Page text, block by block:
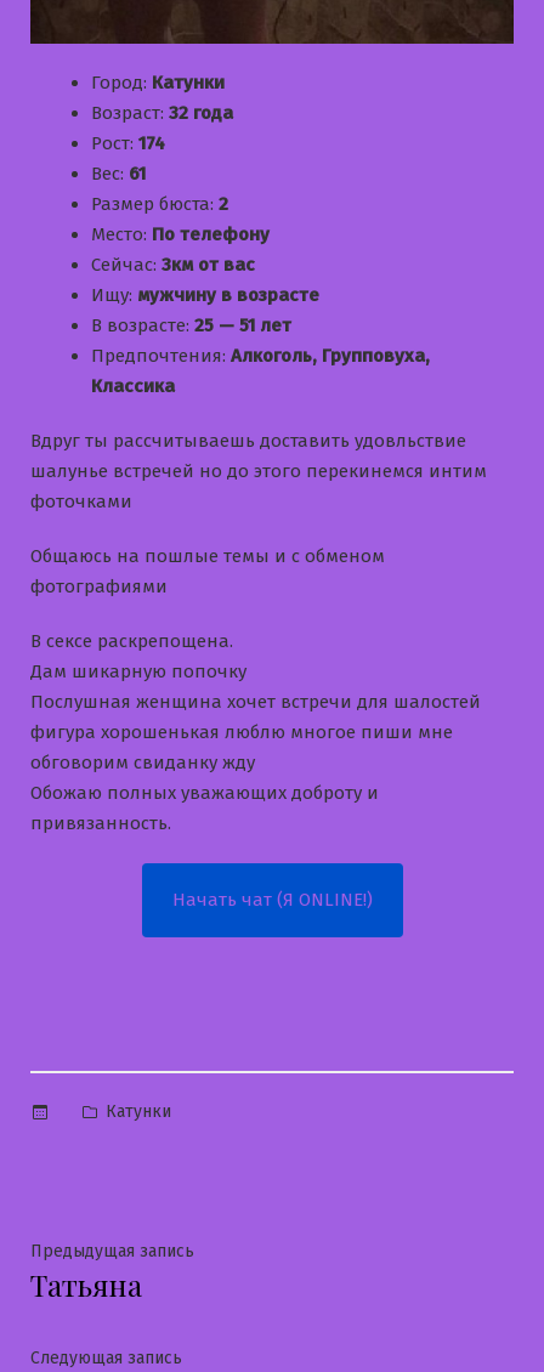
Город: Катунки
Возраст: 32 года
Рост: 174
Вес: 61
Размер бюста: 2
Место: По телефону
Сейчас: 3км от вас
Ищу: мужчину в возрасте
В возрасте: 25 — 51 лет
Предпочтения: Алкоголь, Групповуха,
Классика
Вдруг ты рассчитываешь доставить удовльствие
шалунье встречей но до этого перекинемся интим
фоточками
Общаюсь на пошлые темы и с обменом
фотографиями
В сексе раскрепощена.
Дам шикарную попочку
Послушная женщина хочет встречи для шалостей
фигура хорошенькая люблю многое пиши мне
обговорим свиданку жду
Обожаю полных уважающих доброту и
привязанность.
Начать чат (Я ONLINE!)
Опубликовано
Катунки
Навигация
по
записям
Предыдущая запись
Татьяна
Следующая запись